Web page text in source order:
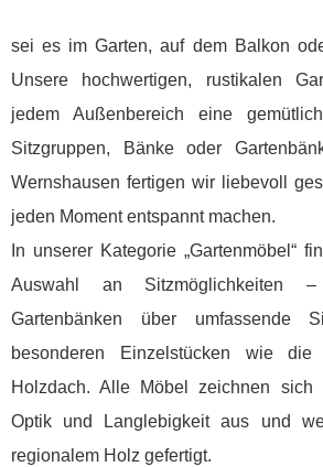
sei es im Garten, auf dem Balkon
Unsere hochwertigen, rustikalen
jedem Außenbereich eine
Sitzgruppen, Bänke oder
Wernshausen fertigen wir liebevoll
jeden Moment entspannt machen.
In unserer Kategorie „Gartenmöbel“
Auswahl an Sitzmöglichkeiten
Gartenbänken über umfassende
besonderen Einzelstücken wie die
Holzdach. Alle Möbel zeichnen sich
Optik und Langlebigkeit aus und
regionalem Holz gefertigt.